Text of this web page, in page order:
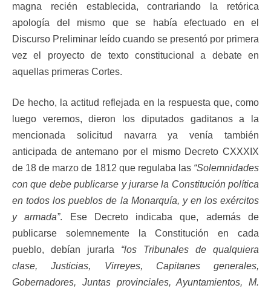
magna recién establecida, contrariando la retórica
apología del mismo que se había efectuado en el
Discurso Preliminar leído cuando se presentó por primera
vez el proyecto de texto constitucional a debate en
aquellas primeras Cortes.
De hecho, la actitud reflejada en la respuesta que, como
luego veremos, dieron los diputados gaditanos a la
mencionada solicitud navarra ya venía también
anticipada de antemano por el mismo Decreto CXXXIX
de 18 de marzo de 1812 que regulaba las “Solemnidades
con que debe publicarse y jurarse la Constitución política
en todos los pueblos de la Monarquía, y en los exércitos
y armada”. Ese Decreto indicaba que, además de
publicarse solemnemente la Constitución en cada
pueblo, debían jurarla “los Tribunales de qualquiera
clase, Justicias, Virreyes, Capitanes generales,
Gobernadores, Juntas provinciales, Ayuntamientos, M.